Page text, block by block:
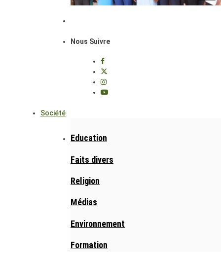
Nous Suivre
Société
Education
Faits divers
Religion
Médias
Environnement
Formation